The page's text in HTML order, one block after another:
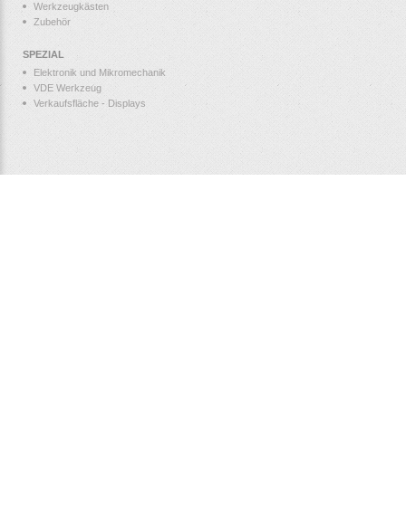
Werkzeugkästen
Zubehör
SPEZIAL
Elektronik und Mikromechanik
VDE Werkzeug
Verkaufsfläche - Displays